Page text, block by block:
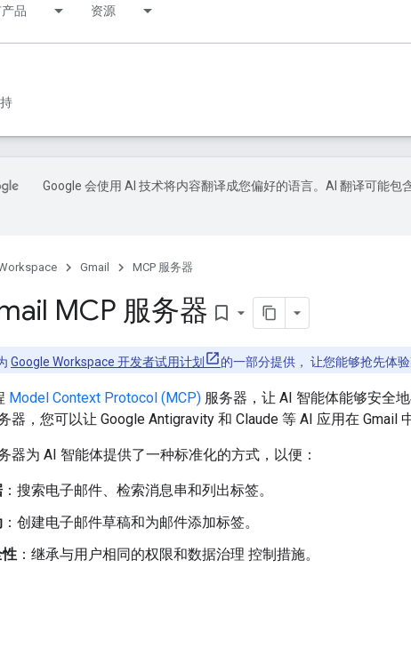
品 资源
Google 会使用 AI 技术将内容翻译成您偏好的语言。AI 翻译可能包
Gmail MCP 服务器
MCP 服务器 bookmark_border
Google Workspace 开发者试用计划 的一部分提供， 让您能够抢先体
Model Context Protocol (MCP) 服务器，让 AI 智能体能够安全
器，您可以让 Google Antigravity 和 Claude 等 AI 应用在 Gmail
器为 AI 智能体提供了一种标准化的方式，以便：
：搜索电子邮件、检索消息串和列出标签。
：创建电子邮件草稿和为邮件添加标签。
：继承与用户相同的权限和数据治理 控制措施。